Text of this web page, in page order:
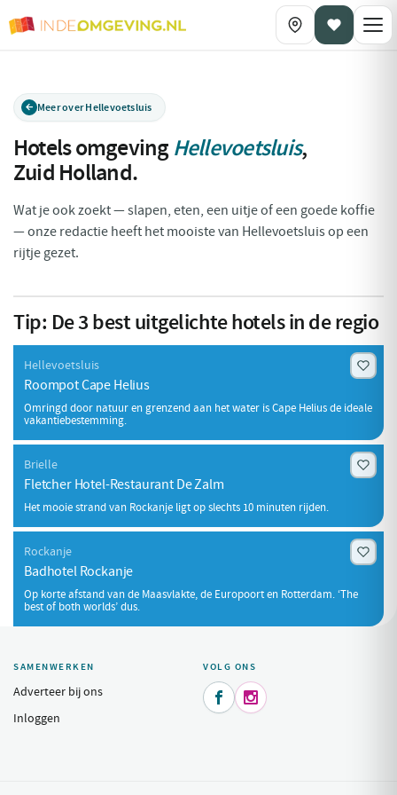
Meer over Hellevoetsluis
Hotels omgevingHellevoetsluis,
Zuid Holland.
Wat je ook zoekt — slapen, eten, een uitje of een goede koffie
— onze redactie heeft het mooiste van Hellevoetsluis op een
rijtje gezet.
Tip: De3best uitgelichte hotels in de regio
Hellevoetsluis
Roompot Cape Helius
Omringd door natuur en grenzend aan het water is Cape Helius de ideale
vakantiebestemming.
Brielle
Fletcher Hotel-Restaurant De Zalm
Het mooie strand van Rockanje ligt op slechts 10 minuten rijden.
Rockanje
Badhotel Rockanje
Op korte afstand van de Maasvlakte, de Europoort en Rotterdam. ‘The
best of both worlds’ dus.
SAMENWERKEN
Adverteer bij ons
Inloggen
VOLG ONS
 